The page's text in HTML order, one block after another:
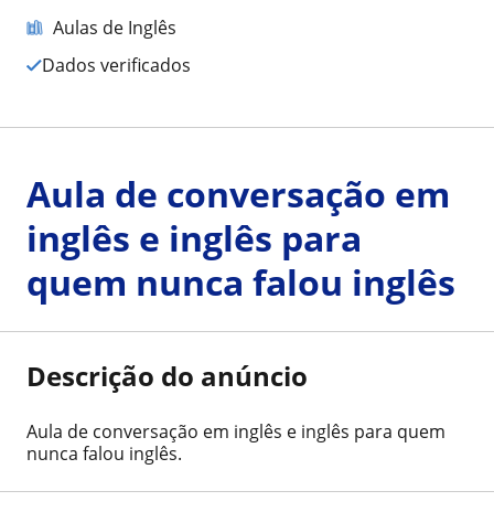
Aulas de Inglês
Dados verificados
Aula de conversação em
inglês e inglês para
quem nunca falou inglês
Descrição do anúncio
Aula de conversação em inglês e inglês para quem
nunca falou inglês.